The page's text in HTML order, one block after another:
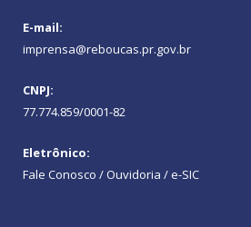
E-mail:
imprensa@reboucas.pr.gov.br
CNPJ:
77.774.859/0001-82
Eletrônico:
Fale Conosco / Ouvidoria / e-SIC